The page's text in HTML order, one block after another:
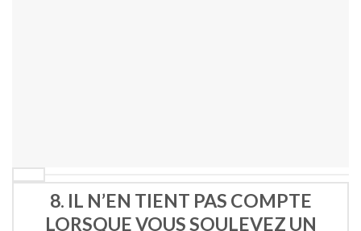
8. IL N’EN TIENT PAS COMPTE
LORSQUE VOUS SOULEVEZ UN